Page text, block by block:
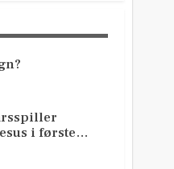
i første…